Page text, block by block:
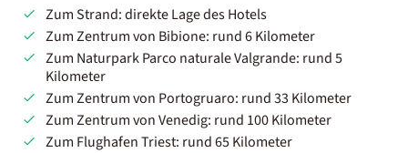
Zum Strand: direkte Lage des Hotels
Zum Zentrum von Bibione: rund 6 Kilometer
Zum Naturpark Parco naturale Valgrande: rund 5
Kilometer
Zum Zentrum von Portogruaro: rund 33 Kilometer
Zum Zentrum von Venedig: rund 100 Kilometer
Zum Flughafen Triest: rund 65 Kilometer